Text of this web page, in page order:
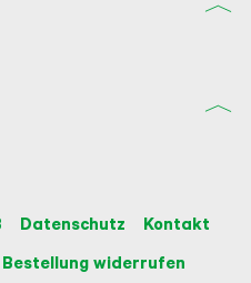
Datenschutz
Kontakt
Bestellung widerrufen